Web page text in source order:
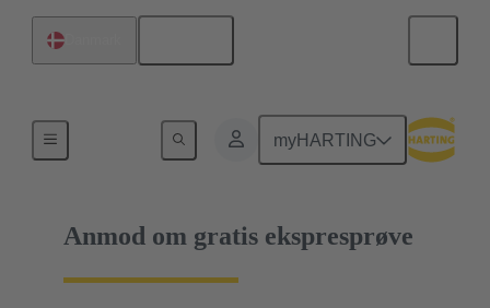
myHARTING
09 03 000 6110
Anmod om gratis ekspresprøve